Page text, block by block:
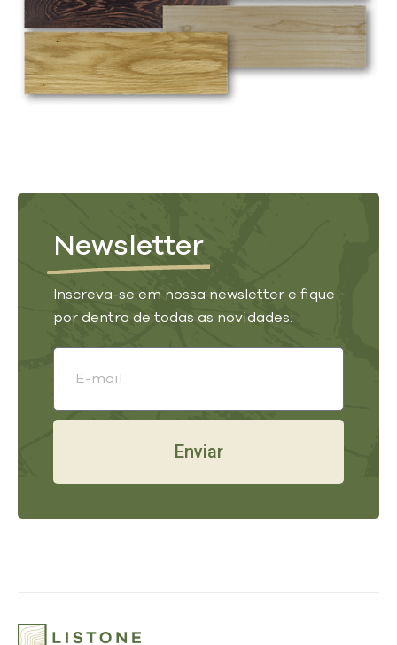
Newsletter
Inscreva-se em nossa newsletter e fique
por dentro de todas as novidades.
Enviar